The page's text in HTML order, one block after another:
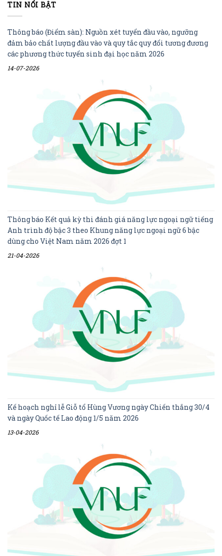
TIN NỔI BẬT
Thông báo (Điểm sàn): Nguồn xét tuyển đầu vào, ngưỡng
đảm bảo chất lượng đầu vào và quy tắc quy đổi tương đương
các phương thức tuyển sinh đại học năm 2026
14-07-2026
Thông báo Kết quả kỳ thi đánh giá năng lực ngoại ngữ tiếng
Anh trình độ bậc 3 theo Khung năng lực ngoại ngữ 6 bậc
dùng cho Việt Nam năm 2026 đợt 1
21-04-2026
Kế hoạch nghỉ lễ Giỗ tổ Hùng Vương ngày Chiến thắng 30/4
và ngày Quốc tế Lao động 1/5 năm 2026
13-04-2026